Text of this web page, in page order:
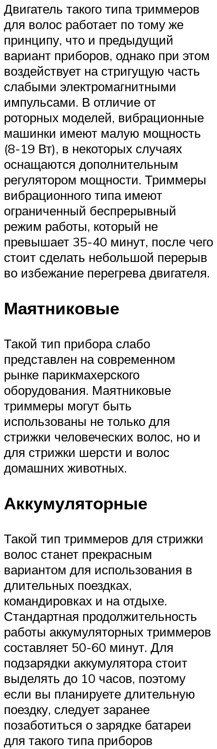
Двигатель такого типа триммеров
для волос работает по тому же
принципу, что и предыдущий
вариант приборов, однако при этом
воздействует на стригущую часть
слабыми электромагнитными
импульсами. В отличие от
роторных моделей, вибрационные
машинки имеют малую мощность
(8-19 Вт), в некоторых случаях
оснащаются дополнительным
регулятором мощности. Триммеры
вибрационного типа имеют
ограниченный беспрерывный
режим работы, который не
превышает 35-40 минут, после чего
стоит сделать небольшой перерыв
во избежание перегрева двигателя.
Маятниковые
Такой тип прибора слабо
представлен на современном
рынке парикмахерского
оборудования. Маятниковые
триммеры могут быть
использованы не только для
стрижки человеческих волос, но и
для стрижки шерсти и волос
домашних животных.
Аккумуляторные
Такой тип триммеров для стрижки
волос станет прекрасным
вариантом для использования в
длительных поездках,
командировках и на отдыхе.
Стандартная продолжительность
работы аккумуляторных триммеров
составляет 50-60 минут. Для
подзарядки аккумулятора стоит
выделять до 10 часов, поэтому
если вы планируете длительную
поездку, следует заранее
позаботиться о зарядке батареи
для такого типа приборов